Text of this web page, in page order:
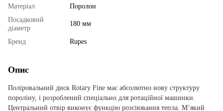
Матеріал
Поролон
Посадковий
діаметр
180 мм
Бренд Rupes
Опис
Поліровальний диск Rotary Fine має абсолютно нову структуру
пороліну, і розроблений спеціально для ротаційної машинки.
Центральний отвір виконує функцію розсіювання тепла. М’який